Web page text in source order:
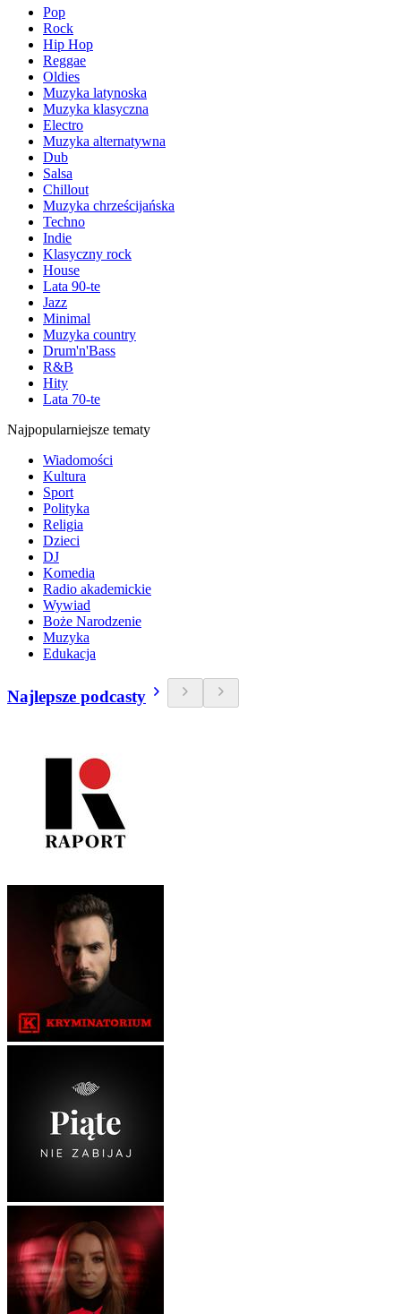
Pop
Rock
Hip Hop
Reggae
Oldies
Muzyka latynoska
Muzyka klasyczna
Electro
Muzyka alternatywna
Dub
Salsa
Chillout
Muzyka chrześcijańska
Techno
Indie
Klasyczny rock
House
Lata 90-te
Jazz
Minimal
Muzyka country
Drum'n'Bass
R&B
Hity
Lata 70-te
Najpopularniejsze tematy
Wiadomości
Kultura
Sport
Polityka
Religia
Dzieci
DJ
Komedia
Radio akademickie
Wywiad
Boże Narodzenie
Muzyka
Edukacja
Najlepsze podcasty